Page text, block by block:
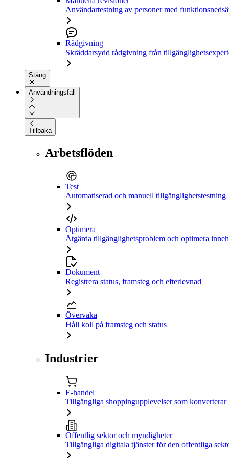
Användartestning av personer med
Rådgivning
Skräddarsydd rådgivning från
Stäng
Användningsfall
Tillbaka
Arbetsflöden
Test
Automatiserad och manuell tillgänglighetstestning
Optimera
Åtgärda tillgänglighetsproblem och optimera
Dokument
Registrera status, framsteg och efterlevnad
Övervaka
Håll koll på framsteg och status
Industrier
E-handel
Tillgängliga shoppingupplevelser som konverterar
Offentlig sektor och myndigheter
Tillgängliga digitala tjänster för den offentliga